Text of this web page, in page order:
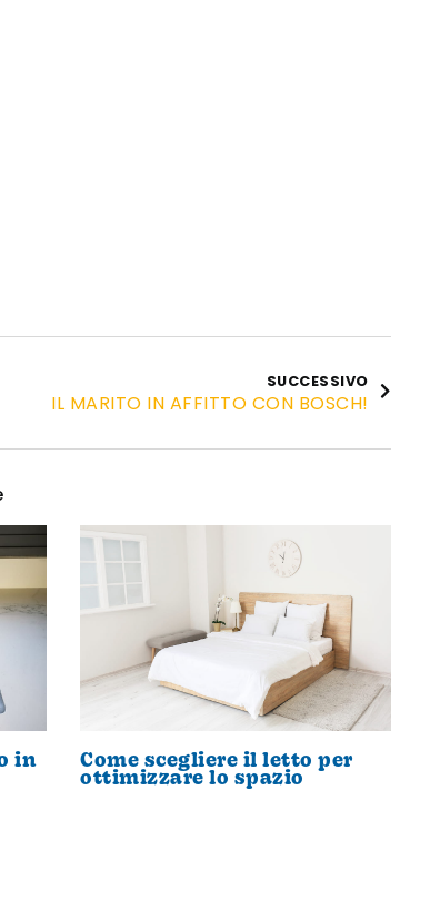
SUCCESSIVO
IL MARITO IN AFFITTO CON BOSCH!
in
Come scegliere il letto per
ottimizzare lo spazio